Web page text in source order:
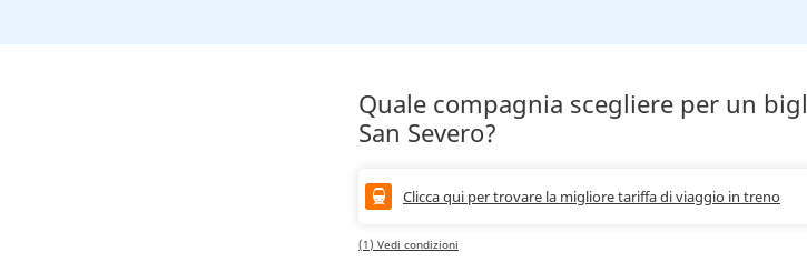
Quale compagnia scegliere per un
San Severo?
Clicca qui per trovare la migliore tariffa di viaggio in treno
(1) Vedi condizioni